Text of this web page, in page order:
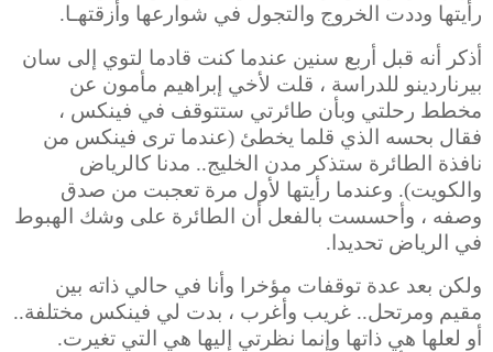
رأيتها وددت الخروج والتجول في شوارعها وأزقتهـا.
أذكر أنه قبل أربع سنين عندما كنت قادما لتوي إلى سان
بيرناردينو للدراسة ، قلت لأخي إبراهيم مأمون عن
مخطط رحلتي وبأن طائرتي ستتوقف في فينكس ،
فقال بحسه الذي قلما يخطئ (عندما ترى فينكس من
نافذة الطائرة ستذكر مدن الخليج.. مدنا كالرياض
والكويت). وعندما رأيتها لأول مرة تعجبت من صدق
وصفه ، وأحسست بالفعل أن الطائرة على وشك الهبوط
في الرياض تحديدا.
ولكن بعد عدة توقفات مؤخرا وأنا في حالي ذاته بين
مقيم ومرتحل.. غريب وأغرب ، بدت لي فينكس مختلفة..
أو لعلها هي ذاتها وإنما نظرتي إليها هي التي تغيرت.